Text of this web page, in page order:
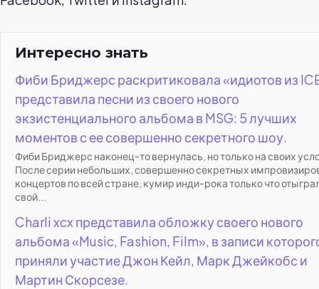
Интересно знать
Фиби Бриджерс раскритиковала «идиотов из
представила песни из своего нового
экзистенциального альбома в MSG: 5 лучших
моментов с ее совершенно секретного шоу.
Фиби Бриджерс наконец-то вернулась, но только на своих
После серии небольших, совершенно секретных
концертов по всей стране, кумир инди-рока только что
свой...
Charli xcx представила обложку своего нового
альбома «Music, Fashion, Film», в записи
приняли участие Джон Кейл, Марк Джейкобс и
Мартин Скорсезе.